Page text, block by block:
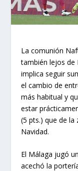
La comunión
también lejos de
implica seguir
el cambio de
más habitual y
estar
(5 pts.) que de la
Navidad.
El Málaga jugó
acechó la